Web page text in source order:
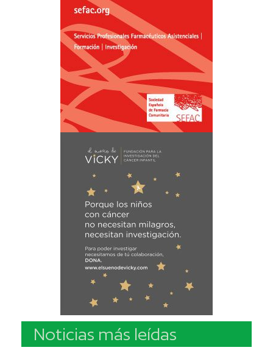
Noticias más leídas